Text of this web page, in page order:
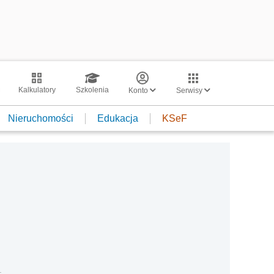
Kalkulatory Szkolenia Konto Serwisy
Nieruchomości Edukacja KSeF